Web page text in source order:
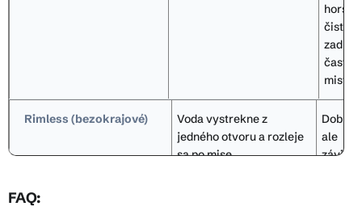
horšie
čistí
zadnú
časť
misy
Rimless (bezokrajové)
Voda vystrekne z
jedného otvoru a rozleje
sa po mise
Dobrá,
ale
závisí
FAQ: